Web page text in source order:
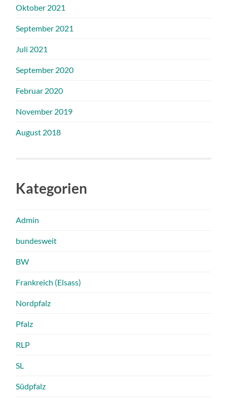
Oktober 2021
September 2021
Juli 2021
September 2020
Februar 2020
November 2019
August 2018
Kategorien
Admin
bundesweit
BW
Frankreich (Elsass)
Nordpfalz
Pfalz
RLP
SL
Südpfalz